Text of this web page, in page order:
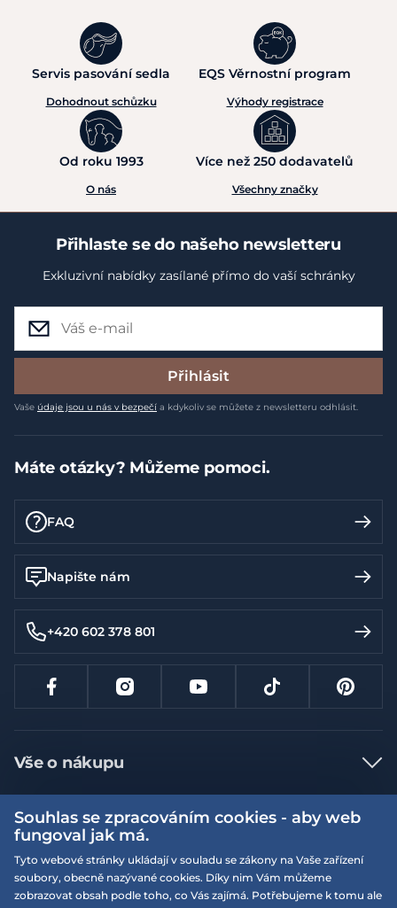
Servis pasování sedla
Dohodnout schůzku
EQS Věrnostní program
Výhody registrace
Od roku 1993
O nás
Více než 250 dodavatelů
Všechny značky
Přihlaste se do našeho newsletteru
Exkluzivní nabídky zasílané přímo do vaší schránky
Přihlásit
Vaše údaje jsou u nás v bezpečí a kdykoliv se můžete z newsletteru odhlásit.
Máte otázky? Můžeme pomoci.
FAQ
Napište nám
+420 602 378 801
Vše o nákupu
Jak nakupovat
Nejčastější dotazy
Doprava a platba
Vrácení a výměna zboží
Více informací
Obchodní podmínky
Podmínky EQS věrnostního klubu
Naše prodejny
Souhlas se zpracováním cookies - aby web
fungoval jak má.
Tyto webové stránky ukládají v souladu se zákony na Vaše zařízení
soubory, obecně nazývané cookies. Díky nim Vám můžeme
zobrazovat obsah podle toho, co Vás zajímá. Potřebujeme k tomu ale